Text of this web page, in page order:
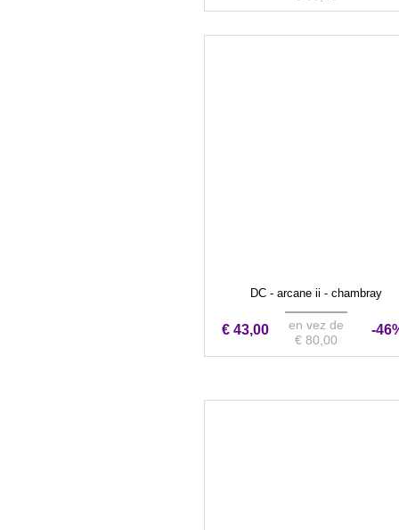
DC - arcane ii - chambray
€ 43,00
en vez de
€ 80,00
-